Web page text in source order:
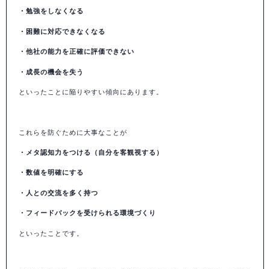
・勉強をしなくなる
・困難に対応できなくなる
・他社の能力を正確に評価できない
・成長の機会を失う
といったことに陥りやすい傾向にあります。
これらを防ぐために大事なことが
・メタ認知力をつける（自分を客観視する）
・数値を明確にする
・人との交流を多く持つ
・フィードバックを受けられる環境づくり
といったことです。